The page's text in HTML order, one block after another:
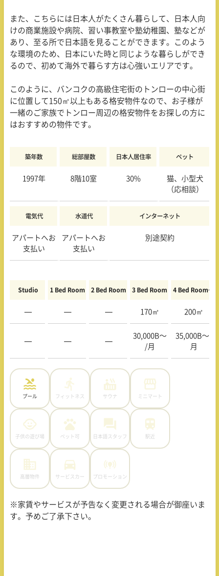
また、こちらには日本人がたくさん暮らして、日本人向
けの商業施設や病院、習い事教室や塾幼稚園、塾などが
あり、至る所で日本語を見ることができます。このよう
な環境のため、日本にいた時と同じような暮らしができ
るので、初めて海外で暮らす方は心強いエリアです。
このように、バンコクの高級住宅街のトンローの中心街
に位置して 150㎡以上もある格安物件なので、お子様が
一緒のご家族でトンロー周辺の格安物件をお探しの方に
はおすすめの物件です。
築年数 総部屋数 日本人居住率 ペット
1997年 8階10室 30%
猫、小型犬
（応相談）
電気代 水道代 インターネット
アパートへお
支払い
アパートへお
支払い
別途契約
Studio 1 Bed Room 2 Bed Room 3 Bed Room 4 Bed Room〜
— — — 170㎡ 200㎡
— — —
30,000B〜
/月
35,000B〜/
月
プール フィットネス サウナ ミニマート
子供の遊び場 ペット可 日本語スタッフ 駅近
高層物件 サービスカー プロモーション
※家賃やサービスが予告なく変更される場合が御座いま
す。予めご了承下さい。